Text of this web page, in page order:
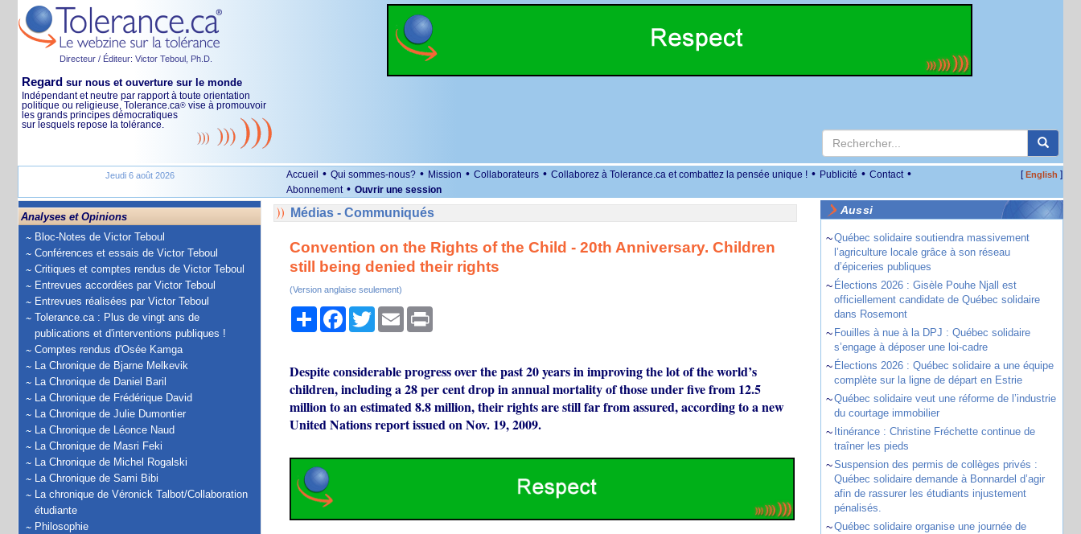
Directeur / Éditeur: Victor Teboul, Ph.D.
Regard sur nous et ouverture sur le monde
Indépendant et neutre par rapport à toute orientation
politique ou religieuse, Tolerance.ca® vise à promouvoir
les grands principes démocratiques
sur lesquels repose la tolérance.
Jeudi 6 août 2026 Accueil • Qui sommes-nous? • Mission • Collaborateurs • Collaborez à Tolerance.ca et combattez la pensée unique ! • Publicité • Contact •
Abonnement • Ouvrir une session
[English ]
Analyses et Opinions
Bloc-Notes de Victor Teboul
Conférences et essais de Victor Teboul
Critiques et comptes rendus de Victor Teboul
Entrevues accordées par Victor Teboul
Entrevues réalisées par Victor Teboul
Tolerance.ca : Plus de vingt ans de
publications et d'interventions publiques !
Comptes rendus d'Osée Kamga
La Chronique de Bjarne Melkevik
La Chronique de Daniel Baril
La Chronique de Frédérique David
La Chronique de Julie Dumontier
La Chronique de Léonce Naud
La Chronique de Masri Feki
La Chronique de Michel Rogalski
La Chronique de Sami Bibi
La chronique de Véronick Talbot/Collaboration
étudiante
Philosophie
Médias - Communiqués
Convention on the Rights of the Child - 20th Anniversary. Children
still being denied their rights
(Version anglaise seulement)
PartagerFacebook
TwitterEmail Print
Despite considerable progress over the past 20 years in improving the lot of the world’s
children, including a 28 per cent drop in annual mortality of those under five from 12.5
million to an estimated 8.8 million, their rights are still far from assured, according to a new
United Nations report issued on Nov. 19, 2009.
Aussi
~Québec solidaire soutiendra massivement
l’agriculture locale grâce à son réseau
d’épiceries publiques
~ Élections 2026 : Gisèle Pouhe Njall est
officiellement candidate de Québec solidaire
dans Rosemont
~ Fouilles à nue à la DPJ : Québec solidaire
s’engage à déposer une loi-cadre
~ Élections 2026 : Québec solidaire a une équipe
complète sur la ligne de départ en Estrie
~Québec solidaire veut une réforme de l’industrie
du courtage immobilier
~ Itinérance : Christine Fréchette continue de
traîner les pieds
~Suspension des permis de collèges privés :
Québec solidaire demande à Bonnardel d’agir
afin de rassurer les étudiants injustement
pénalisés.
~Québec solidaire organise une journée de